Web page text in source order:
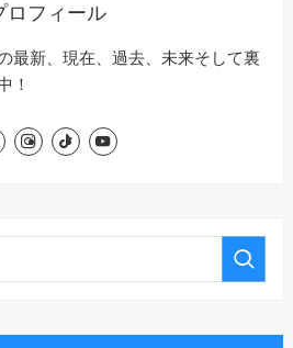
ロフィール
最新、現在、過去、未来そして裏
！